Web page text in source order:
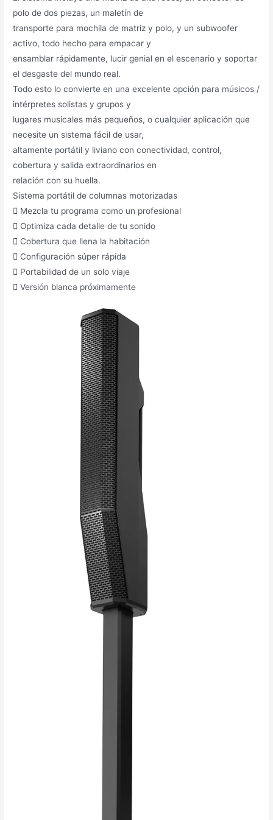
polo de dos piezas, un maletín de
transporte para mochila de matriz y polo, y un subwoofer
activo, todo hecho para empacar y
ensamblar rápidamente, lucir genial en el escenario y soportar
el desgaste del mundo real.
Todo esto lo convierte en una excelente opción para músicos /
intérpretes solistas y grupos y
lugares musicales más pequeños, o cualquier aplicación que
necesite un sistema fácil de usar,
altamente portátil y liviano con conectividad, control,
cobertura y salida extraordinarios en
relación con su huella.
Sistema portátil de columnas motorizadas
 Mezcla tu programa como un profesional
 Optimiza cada detalle de tu sonido
 Cobertura que llena la habitación
 Configuración súper rápida
 Portabilidad de un solo viaje
 Versión blanca próximamente